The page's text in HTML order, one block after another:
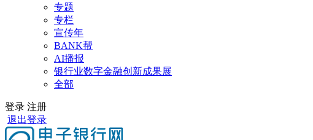
专题
专栏
宣传年
BANK帮
AI播报
银行业数字金融创新成果展
全部
登录 注册
退出登录